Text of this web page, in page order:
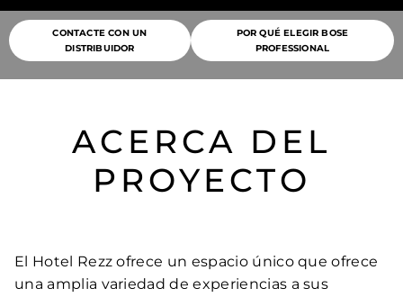
CONTACTE CON UN
DISTRIBUIDOR
POR QUÉ ELEGIR BOSE
PROFESSIONAL
ACERCA DEL
PROYECTO
El Hotel Rezz ofrece un espacio único que ofrece
una amplia variedad de experiencias a sus